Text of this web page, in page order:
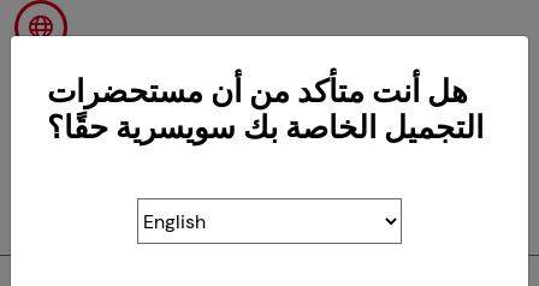
هل أنت متأكد من أن مستحضرات
التجميل الخاصة بك سويسرية حقًا؟